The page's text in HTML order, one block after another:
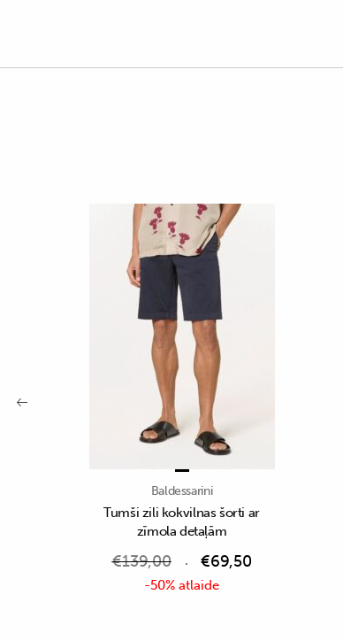
Baldessarini
Tumši zili kokvilnas šorti ar
zīmola detaļām
€139,00 €69,50
-50% atlaide